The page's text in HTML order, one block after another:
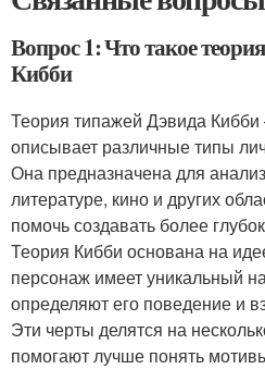
Вопрос 1: Что такое
Кибби
Теория типажей Дэвида
описывает различные типы
Она предназначена для
литературе, кино и других
помочь создавать более
Теория Кибби основана на
персонаж имеет уникальный
определяют его поведение и
Эти черты делятся на
помогают лучше понять